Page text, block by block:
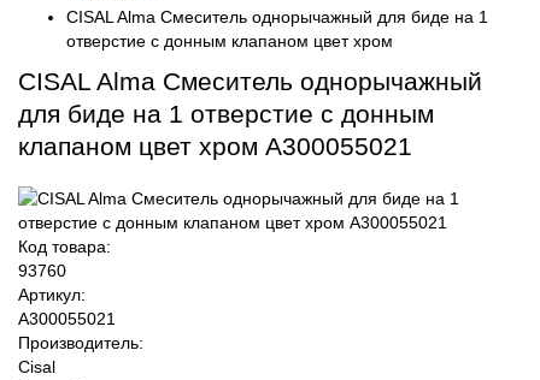
CISAL Alma Смеситель однорычажный для биде на 1
отверстие с донным клапаном цвет хром
CISAL Alma Смеситель однорычажный
для биде на 1 отверстие с донным
клапаном цвет хром A300055021
Код товара:
93760
Артикул:
A300055021
Производитель:
Cisal